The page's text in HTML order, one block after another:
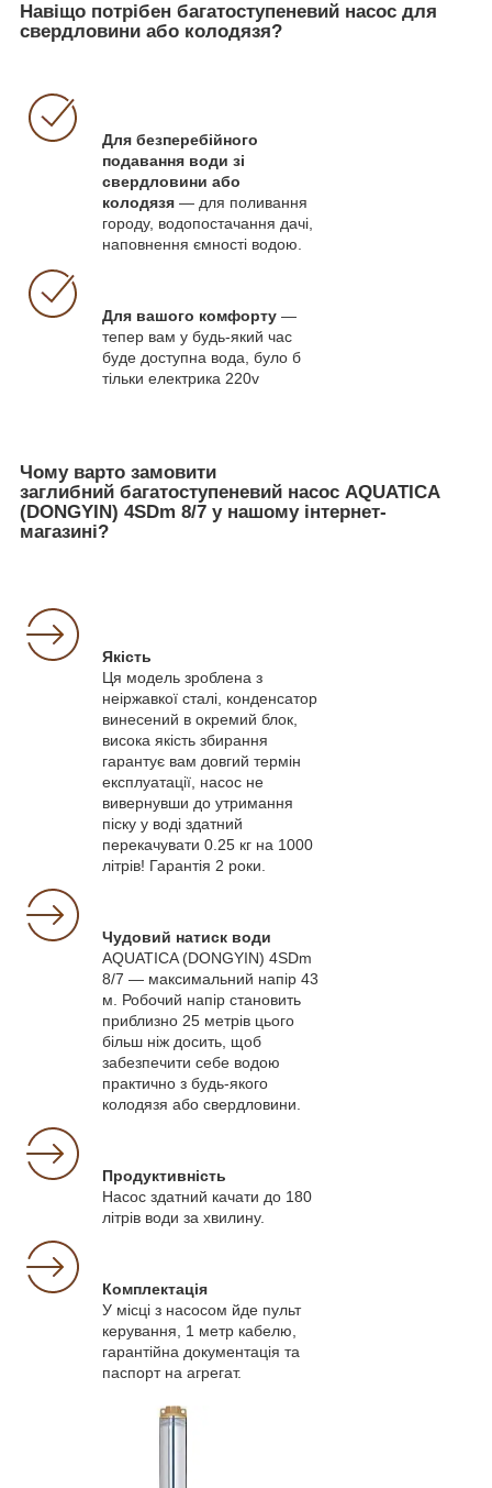
Навіщо потрібен багатоступеневий насос для
свердловини або колодязя?
Для безперебійного
подавання води зі
свердловини або
колодязя — для поливання
городу, водопостачання дачі,
наповнення ємності водою.
Для вашого комфорту —
тепер вам у будь-який час
буде доступна вода, було б
тільки електрика 220v
Чому варто замовити
заглибний багатоступеневий насос AQUATICA
(DONGYIN) 4SDm 8/7 у нашому інтернет-
магазині?
Якість
Ця модель зроблена з
неіржавкої сталі, конденсатор
винесений в окремий блок,
висока якість збирання
гарантує вам довгий термін
експлуатації, насос не
вивернувши до утримання
піску у воді здатний
перекачувати 0.25 кг на 1000
літрів! Гарантія 2 роки.
Чудовий натиск води
AQUATICA (DONGYIN) 4SDm
8/7 — максимальний напір 43
м. Робочий напір становить
приблизно 25 метрів цього
більш ніж досить, щоб
забезпечити себе водою
практично з будь-якого
колодязя або свердловини.
Продуктивність
Насос здатний качати до 180
літрів води за хвилину.
Комплектація
У місці з насосом йде пульт
керування, 1 метр кабелю,
гарантійна документація та
паспорт на агрегат.